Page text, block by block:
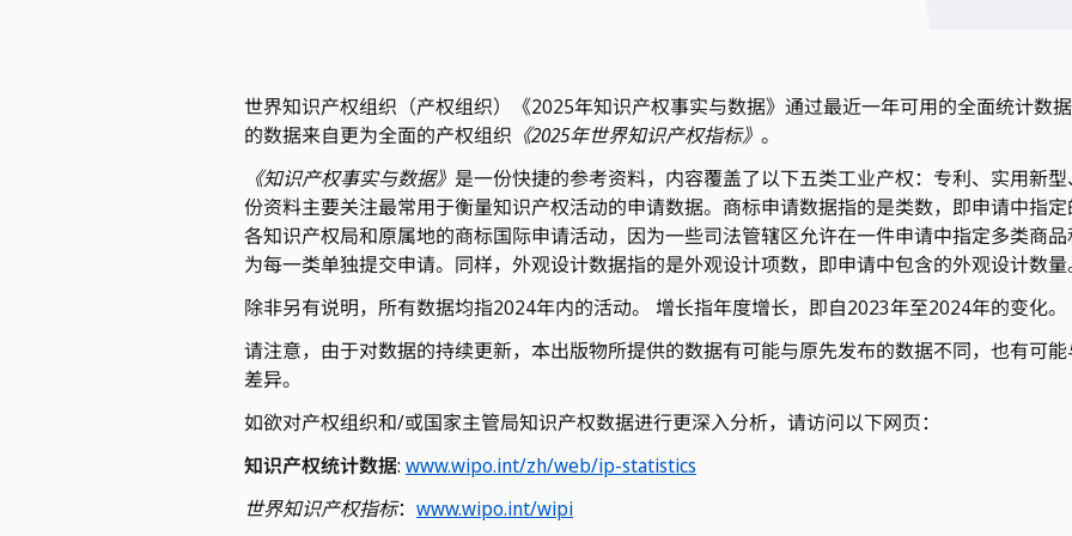
世界知识产权组织（产权组织）《2025年知识产权事实与数据》通过最近一年可用的全面统计数
的数据来自更为全面的产权组织 《2025年世界知识产权指标》 。
《知识产权事实与数据》 是一份快捷的参考资料，内容覆盖了以下五类工业产权：专利、实用新
份资料主要关注最常用于衡量知识产权活动的申请数据。商标申请数据指的是类数，即申请中指
各知识产权局和原属地的商标国际申请活动，因为一些司法管辖区允许在一件申请中指定多类商
为每一类单独提交申请。同样，外观设计数据指的是外观设计项数，即申请中包含的外观设计数量
除非另有说明，所有数据均指2024年内的活动。 增长指年度增长，即自2023年至2024年的变化。
请注意，由于对数据的持续更新，本出版物所提供的数据有可能与原先发布的数据不同，也有可
差异。
如欲对产权组织和/或国家主管局知识产权数据进行更深入分析，请访问以下网页：
知识产权统计数据: www.wipo.int/zh/web/ip-statistics
世界知识产权指标： www.wipo.int/wipi